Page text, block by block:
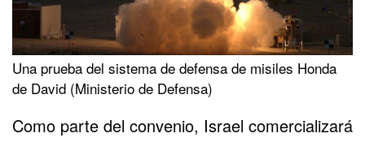
Una prueba del sistema de defensa de misiles Honda
de David (Ministerio de Defensa)
Como parte del convenio, Israel comercializará